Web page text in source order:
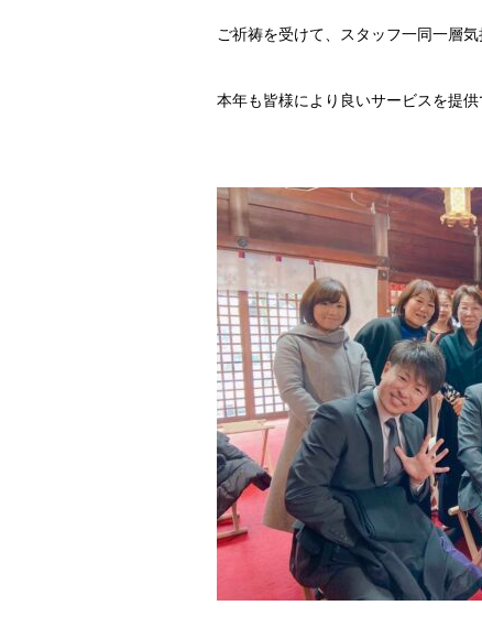
ご祈祷を受けて、スタッフ一同一層気
本年も皆様により良いサービスを提